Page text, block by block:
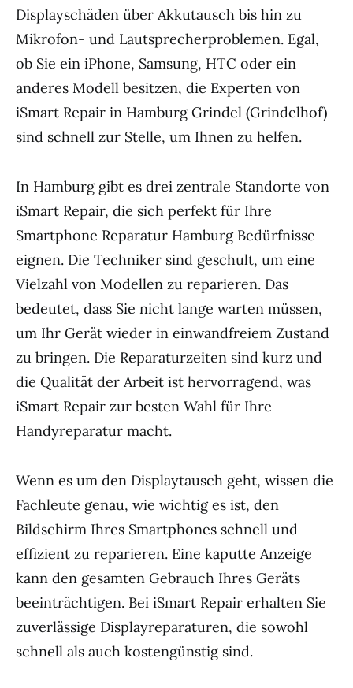
Displayschäden über Akkutausch bis hin zu
Mikrofon- und Lautsprecherproblemen. Egal,
ob Sie ein iPhone, Samsung, HTC oder ein
anderes Modell besitzen, die Experten von
iSmart Repair in Hamburg Grindel (Grindelhof)
sind schnell zur Stelle, um Ihnen zu helfen.
In Hamburg gibt es drei zentrale Standorte von
iSmart Repair, die sich perfekt für Ihre
Smartphone Reparatur Hamburg Bedürfnisse
eignen. Die Techniker sind geschult, um eine
Vielzahl von Modellen zu reparieren. Das
bedeutet, dass Sie nicht lange warten müssen,
um Ihr Gerät wieder in einwandfreiem Zustand
zu bringen. Die Reparaturzeiten sind kurz und
die Qualität der Arbeit ist hervorragend, was
iSmart Repair zur besten Wahl für Ihre
Handyreparatur macht.
Wenn es um den Displaytausch geht, wissen die
Fachleute genau, wie wichtig es ist, den
Bildschirm Ihres Smartphones schnell und
effizient zu reparieren. Eine kaputte Anzeige
kann den gesamten Gebrauch Ihres Geräts
beeinträchtigen. Bei iSmart Repair erhalten Sie
zuverlässige Displayreparaturen, die sowohl
schnell als auch kostengünstig sind.